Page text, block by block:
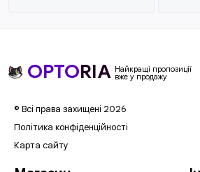
OPTORIA Найкращі пропозиції
вже у продажу
© Всі права захищені 2026
Політика конфіденційності
Карта сайту